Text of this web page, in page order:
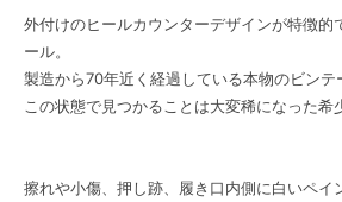
外付けのヒールカウンターデザインが特徴的
ール。
製造から70年近く経過している本物のビンテ
この状態で見つかることは大変稀になった希
擦れや小傷、押し跡、履き口内側に白いペイ